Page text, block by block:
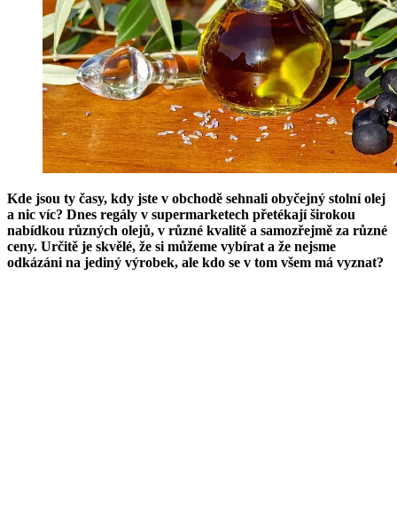
Kde jsou ty časy, kdy jste v obchodě sehnali obyčejný stolní olej
a nic víc? Dnes regály v supermarketech přetékají širokou
nabídkou různých olejů, v různé kvalitě a samozřejmě za různé
ceny. Určitě je skvělé, že si můžeme vybírat a že nejsme
odkázáni na jediný výrobek, ale kdo se v tom všem má vyznat?